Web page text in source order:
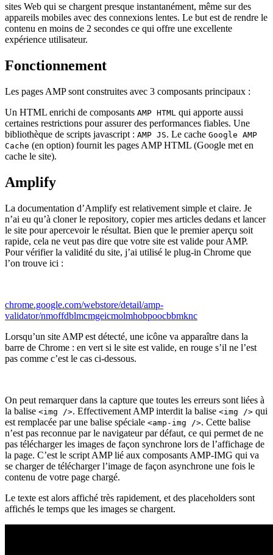
sites Web qui se chargent presque instantanément, même sur des
appareils mobiles avec des connexions lentes. Le but est de rendre le
contenu en moins de 2 secondes ce qui offre une excellente
expérience utilisateur.
Fonctionnement
Les pages AMP sont construites avec 3 composants principaux :
Un HTML enrichi de composants AMP HTML qui apporte aussi
certaines restrictions pour assurer des performances fiables. Une
bibliothèque de scripts javascript : AMP JS. Le cache Google AMP
Cache (en option) fournit les pages AMP HTML (Google met en
cache le site).
Amplify
La documentation d’Amplify est relativement simple et claire. Je
n’ai eu qu’à cloner le repository, copier mes articles dedans et lancer
le site pour apercevoir le résultat. Bien que le premier aperçu soit
rapide, cela ne veut pas dire que votre site est valide pour AMP.
Pour vérifier la validité du site, j’ai utilisé le plug-in Chrome que
l’on trouve ici :
chrome.google.com/webstore/detail/amp-
validator/nmoffdblmcmgeicmolmhobpoocbbmknc
Lorsqu’un site AMP est détecté, une icône va apparaître dans la
barre de Chrome : en vert si le site est valide, en rouge s’il ne l’est
pas comme c’est le cas ci-dessous.
On peut remarquer dans la capture que toutes les erreurs sont liées à
la balise <img />. Effectivement AMP interdit la balise <img /> qui
est remplacée par une balise spéciale <amp-img />. Cette balise
n’est pas reconnue par le navigateur par défaut, ce qui permet de ne
pas télécharger les images de façon synchrone lors de l’affichage de
la page. C’est le script AMP lié aux composants AMP-IMG qui va
se charger de télécharger l’image de façon asynchrone une fois le
contenu de votre page chargé.
Le texte est alors affiché très rapidement, et des placeholders sont
affichés le temps que les images se chargent.